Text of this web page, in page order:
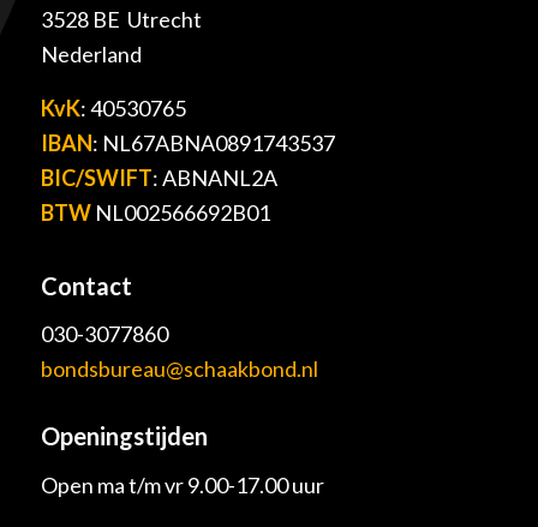
3528 BE Utrecht
Nederland
KvK: 40530765
IBAN: NL67ABNA0891743537
BIC/SWIFT: ABNANL2A
BTWNL002566692B01
Contact
030-3077860
bondsbureau@schaakbond.nl
Openingstijden
Open ma t/m vr 9.00-17.00 uur